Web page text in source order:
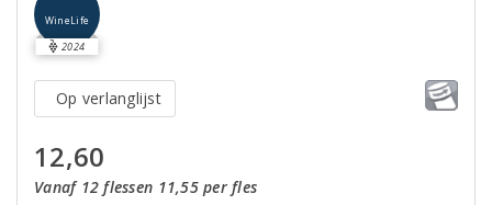
WineLife
2024
Op verlanglijst
12,60
Vanaf 12 flessen 11,55 per fles